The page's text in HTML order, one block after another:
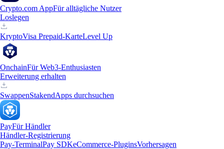
Crypto.com AppFür alltägliche Nutzer
Loslegen
KryptoVisa Prepaid-KarteLevel Up
OnchainFür Web3-Enthusiasten
Erweiterung erhalten
SwappenStakendApps durchsuchen
PayFür Händler
Händler-Registrierung
Pay-TerminalPay SDKeCommerce-PluginsVorhersagen